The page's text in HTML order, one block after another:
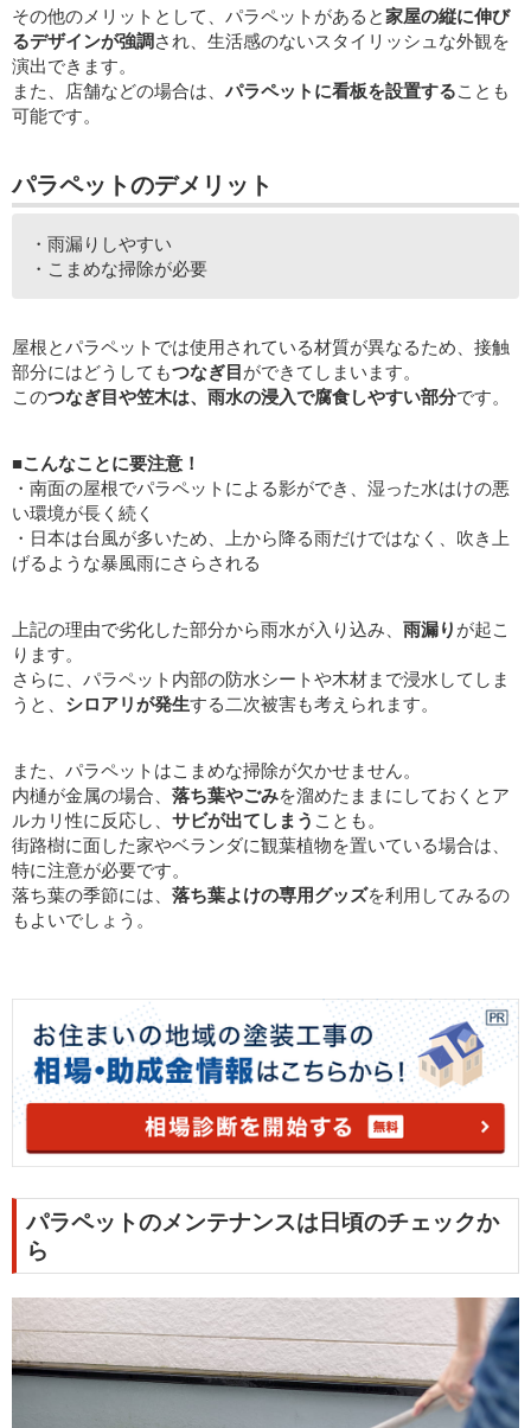
その他のメリットとして、パラペットがあると家屋の縦に伸び
るデザインが強調 され、生活感のないスタイリッシュな外観を
演出できます。
また、店舗などの場合は、 パラペットに看板を設置することも
可能です。
パラペットのデメリット
・雨漏りしやすい
・こまめな掃除が必要
屋根とパラペットでは使用されている材質が異なるため、接触
部分にはどうしてもつなぎ目 ができてしまいます。
このつなぎ目や笠木は、雨水の浸入で腐食しやすい部分です。
■こんなことに要注意！
・南面の屋根でパラペットによる影ができ、湿った水はけの悪
い環境が長く続く
・日本は台風が多いため、上から降る雨だけではなく、吹き上
げるような暴風雨にさらされる
上記の理由で劣化した部分から雨水が入り込み、 雨漏り が起こ
ります。
さらに、パラペット内部の防水シートや木材まで浸水してしま
うと、 シロアリが発生する二次被害も考えられます。
また、パラペットはこまめな掃除が欠かせません。
内樋が金属の場合、 落ち葉やごみを溜めたままにしておくとア
ルカリ性に反応し、 サビが出てしまう ことも。
街路樹に面した家やベランダに観葉植物を置いている場合は、
特に注意が必要です。
落ち葉の季節には、 落ち葉よけの専用グッズを利用してみるの
もよいでしょう。
パラペットのメンテナンスは日頃のチェックか
ら